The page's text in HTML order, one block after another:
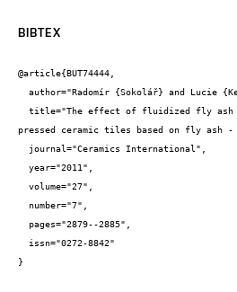
BIBTEX
@article{BUT74444,
pressed ceramic tiles based on fly ash -
}